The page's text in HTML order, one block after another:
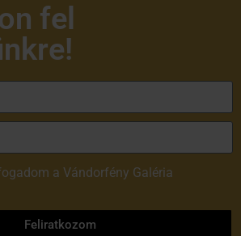
fel
a Vándorfény Galéria
Feliratkozom